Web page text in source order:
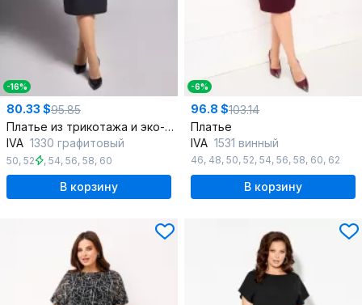
-16%
80.33 $95.85
Платье из трикотажа и эко-кожи с карманами
IVA 1330 графитовый
50, 52 , 54, 56, 58, 60
В корзину
-6%
96.8 $103.14
Платье
IVA 1531 винный
46, 48, 50, 52, 54, 56, 58, 60, 62
В корзину